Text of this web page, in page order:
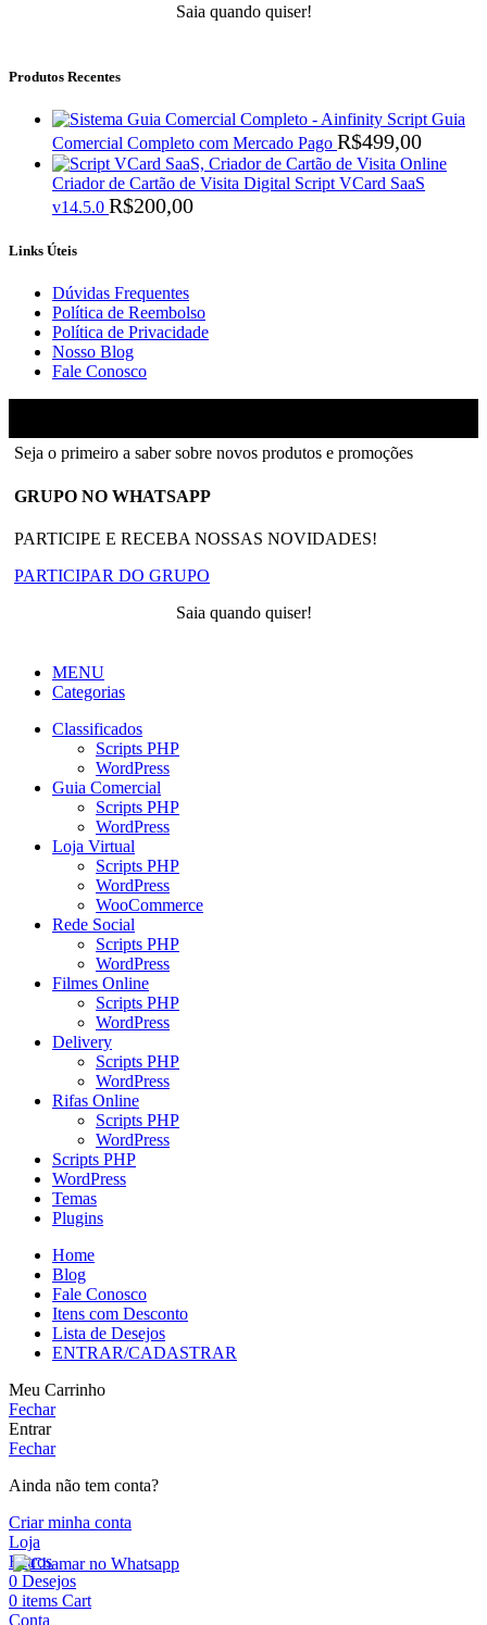
Saia quando quiser!
Produtos Recentes
Script Guia
Comercial Completo com Mercado Pago R$499,00
Criador de Cartão de Visita Digital Script VCard SaaS
v14.5.0 R$200,00
Links Úteis
Dúvidas Frequentes
Política de Reembolso
Política de Privacidade
Nosso Blog
Fale Conosco
Seja o primeiro a saber sobre novos produtos e promoções
GRUPO NO WHATSAPP
PARTICIPE E RECEBA NOSSAS NOVIDADES!
PARTICIPAR DO GRUPO
Saia quando quiser!
MENU
Categorias
Classificados
Scripts PHP
WordPress
Guia Comercial
Scripts PHP
WordPress
Loja Virtual
Scripts PHP
WordPress
WooCommerce
Rede Social
Scripts PHP
WordPress
Filmes Online
Scripts PHP
WordPress
Delivery
Scripts PHP
WordPress
Rifas Online
Scripts PHP
WordPress
Scripts PHP
WordPress
Temas
Plugins
Home
Blog
Fale Conosco
Itens com Desconto
Lista de Desejos
ENTRAR/CADASTRAR
Meu Carrinho
Fechar
Entrar
Fechar
Ainda não tem conta?
Criar minha conta
Loja
Filtros
0 Desejos
0 items Cart
Conta